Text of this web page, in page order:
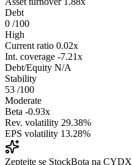
Debt
0 /100
High
Current ratio 0.02x
Int. coverage -7.21x
Debt/Equity N/A
Stability
53 /100
Moderate
Beta -0.93x
Rev. volatility 29.38%
EPS volatility 13.28%
Zeptejte se StockBota na CYDX